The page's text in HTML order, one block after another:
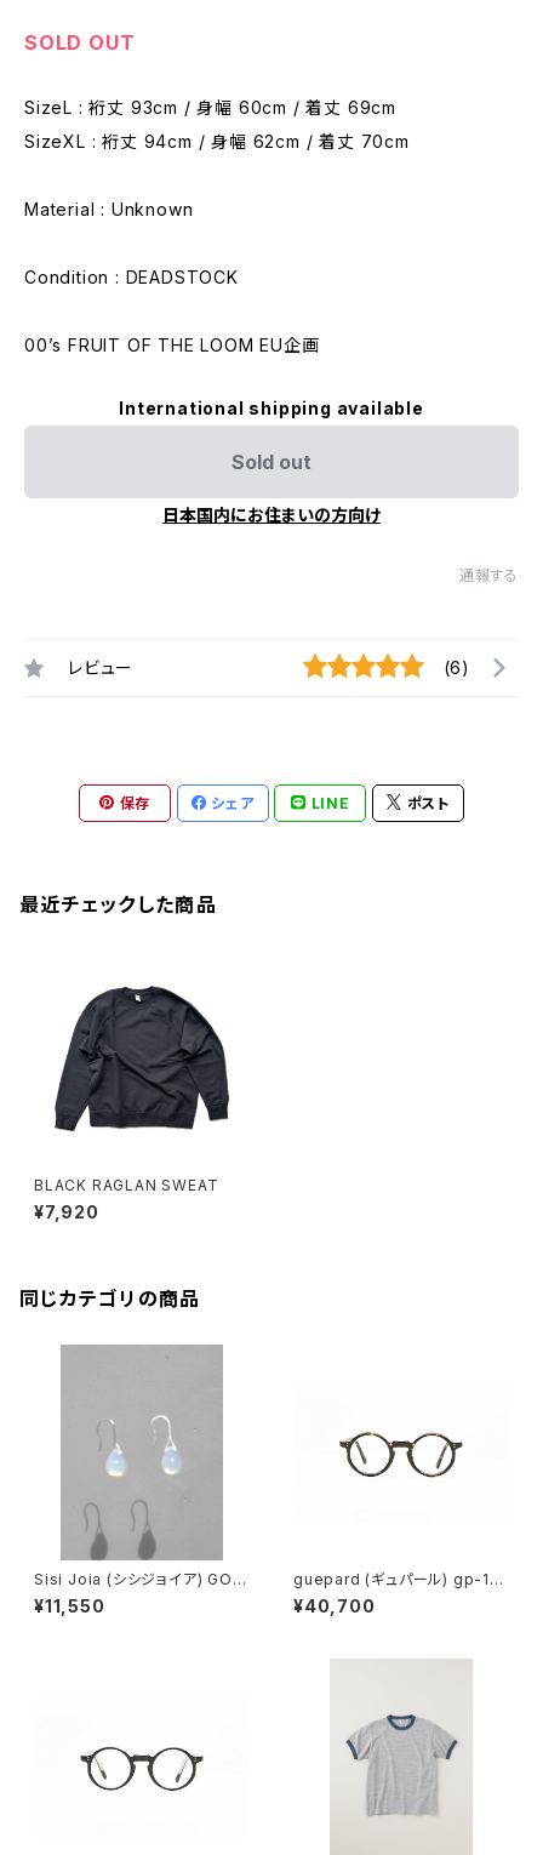
SOLD OUT
SizeL : 裄丈 93cm / 身幅 60cm / 着丈 69cm
SizeXL : 裄丈 94cm / 身幅 62cm / 着丈 70cm
Material : Unknown
Condition : DEADSTOCK
00’s FRUIT OF THE LOOM EU企画
International shipping available
Sold out
日本国内にお住まいの方向け
通報する
レビュー (6)
保存 シェア LINE ポスト
最近チェックした商品
BLACK RAGLAN SWEAT
¥7,920
同じカテゴリの商品
Sisi Joia (シシジョイア) GOT
A Mini earrings (Opaline w
hite)
¥11,550
guepard (ギュパール) gp-11
ecaille (clear lens) メガネ
¥40,700